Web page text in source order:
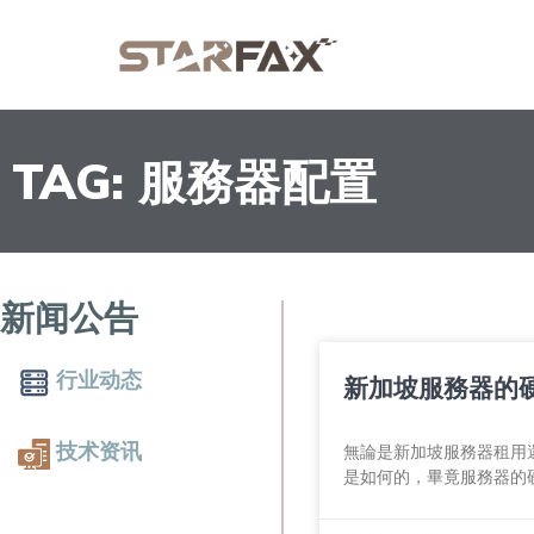
TAG: 服務器配置
新闻公告
行业动态
技术资讯
新加坡服務器的
無論是新加坡服務器租
是如何的，畢竟服務器的